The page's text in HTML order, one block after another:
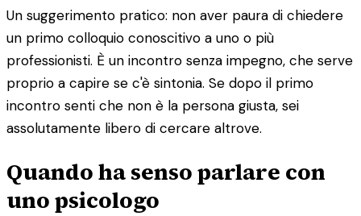
Un suggerimento pratico: non aver paura di chiedere
un primo colloquio conoscitivo a uno o più
professionisti. È un incontro senza impegno, che serve
proprio a capire se c'è sintonia. Se dopo il primo
incontro senti che non è la persona giusta, sei
assolutamente libero di cercare altrove.
Quando ha senso parlare con
uno psicologo